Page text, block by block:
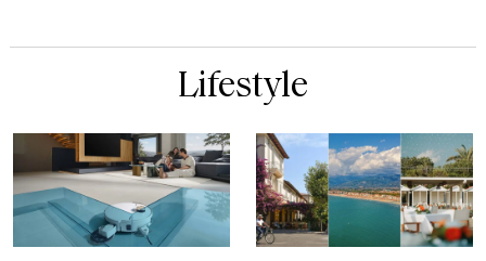
Lifestyle